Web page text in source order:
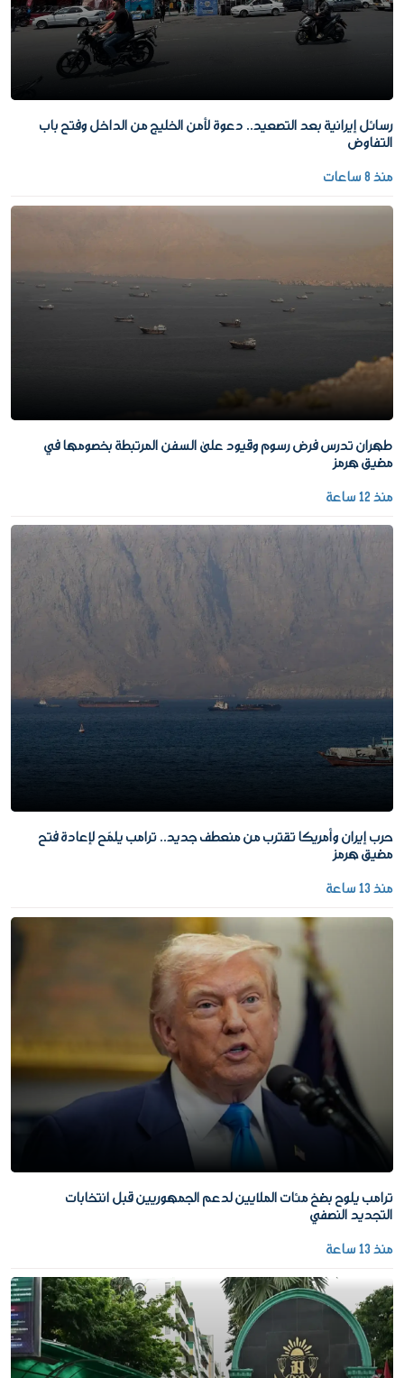
رسائل إيرانية بعد التصعيد.. دعوة لأمن الخليج من الداخل وفتح باب
التفاوض
منذ 8 ساعات
طهران تدرس فرض رسوم وقيود على السفن المرتبطة بخصومها في
مضيق هرمز
منذ 12 ساعة
حرب إيران وأمريكا تقترب من منعطف جديد.. ترامب يلمّح لإعادة فتح
مضيق هرمز
منذ 13 ساعة
ترامب يلوح بضخ مئات الملايين لدعم الجمهوريين قبل انتخابات
التجديد النصفي
منذ 13 ساعة